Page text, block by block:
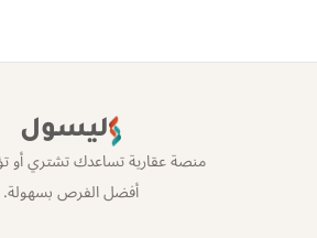
ليسول
منصة عقارية تساعدك تشتري أو
أفضل الفرص بسهولة.